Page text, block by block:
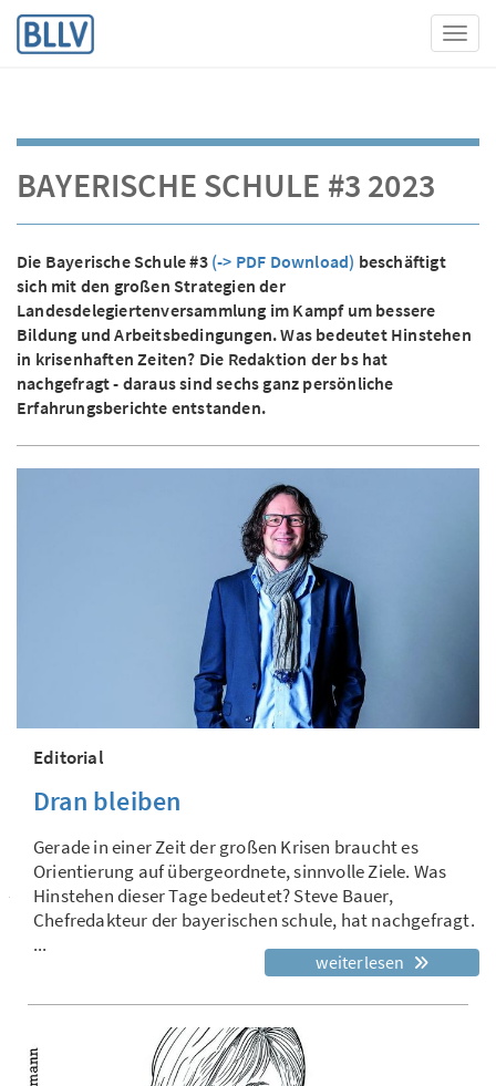
BAYERISCHE SCHULE #3 2023
Die Bayerische Schule #3 (-> PDF Download) beschäftigt
sich mit den großen Strategien der
Landesdelegiertenversammlung im Kampf um bessere
Bildung und Arbeitsbedingungen. Was bedeutet Hinstehen
in krisenhaften Zeiten? Die Redaktion der bs hat
nachgefragt - daraus sind sechs ganz persönliche
Erfahrungsberichte entstanden.
Editorial
Dran bleiben
Gerade in einer Zeit der großen Krisen braucht es
Orientierung auf übergeordnete, sinnvolle Ziele. Was
Hinstehen dieser Tage bedeutet? Steve Bauer,
Chefredakteur der bayerischen schule, hat nachgefragt.
...
weiterlesen